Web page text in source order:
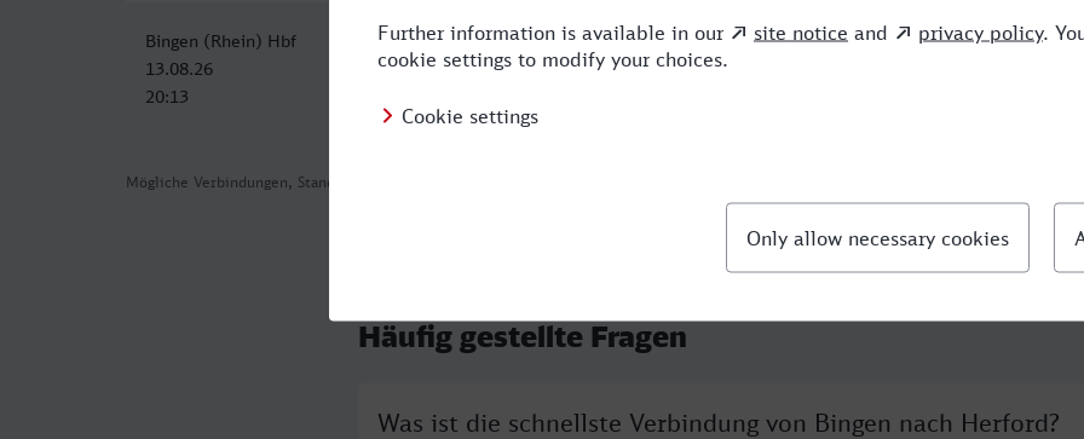
Mögliche Verbindungen, Stand: 2026-07-30 04:43
Bingen (Rhein) Hbf
13.08.26
20:13
Herford
14.08.26
7:40 4 BUS,RE,ERB,ICE,NX
Häufig gestellte Fragen
Was ist die schnellste Verbindung von Bingen nach Herford?